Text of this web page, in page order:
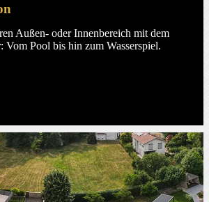
Außen- oder Innenbereich mit dem
Vom Pool bis hin zum Wasserspiel.